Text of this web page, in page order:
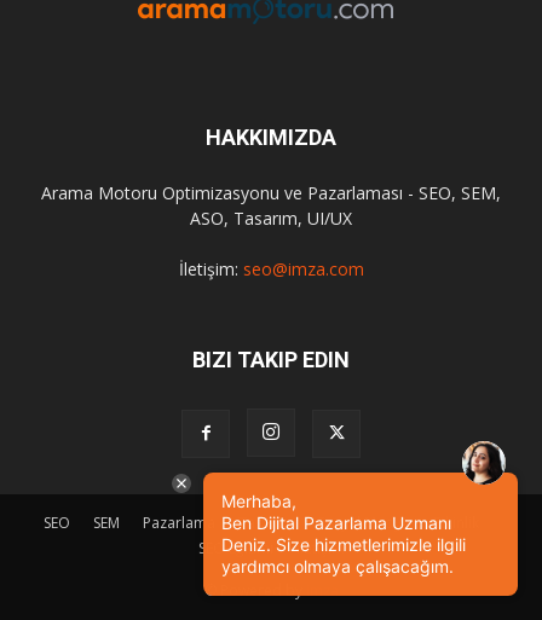
HAKKIMIZDA
Arama Motoru Optimizasyonu ve Pazarlaması - SEO, SEM,
ASO, Tasarım, UI/UX
İletişim: seo@imza.com
BIZI TAKIP EDIN
SEO SEM Pazarlama Tasarım Sosyal Medya
Etkinlik
SEO Eğitimi
İletişim
© Powered by
Merhaba,
Ben Dijital Pazarlama Uzmanı
Deniz. Size hizmetlerimizle ilgili
yardımcı olmaya çalışacağım.